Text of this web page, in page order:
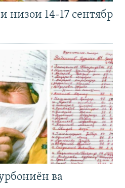
низои 14-17 сентябр
ва